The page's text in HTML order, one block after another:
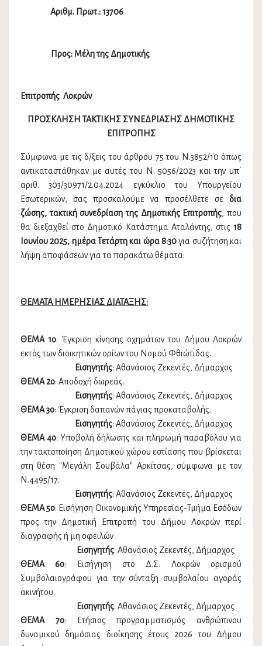
Αριθμ. Πρωτ.: 13706
Προς: Μέλη της Δημοτικής
Επιτροπής Λοκρών
ΠΡΟΣΚΛΗΣΗ ΤΑΚΤΙΚΗΣ ΣΥΝΕΔΡΙΑΣΗΣ ΔΗΜΟΤΙΚΗΣ
ΕΠΙΤΡΟΠΗΣ
Σύμφωνα με τις δ/ξεις του άρθρου 75 του Ν.3852/10 όπως
αντικαταστάθηκαν με αυτές του Ν. 5056/2023 και την υπ΄
αριθ. 303/30971/2.04.2024 εγκύκλιο του Υπουργείου
Εσωτερικών, σας προσκαλούμε να προσέλθετε σε δια
ζώσης, τακτική συνεδρίαση της Δημοτικής Επιτροπής, που
θα διεξαχθεί στο Δημοτικό Κατάστημα Αταλάντης, στις 18
Ιουνίου 2025, ημέρα Τετάρτη και ώρα 8:30για συζήτηση και
λήψη αποφάσεων για τα παρακάτω θέματα:
ΘΕΜΑΤΑ ΗΜΕΡΗΣΙΑΣ ΔΙΑΤΑΞΗΣ:
ΘΕΜΑ 1ο: Έγκριση κίνησης οχημάτων του Δήμου Λοκρών
εκτός των διοικητικών ορίων του Νομού Φθιώτιδας.
Εισηγητής: Αθανάσιος Ζεκεντές, Δήμαρχος
ΘΕΜΑ 2ο: Αποδοχή δωρεάς.
Εισηγητής: Αθανάσιος Ζεκεντές, Δήμαρχος
ΘΕΜΑ 3ο: Έγκριση δαπανών πάγιας προκαταβολής.
Εισηγητής: Αθανάσιος Ζεκεντές, Δήμαρχος
ΘΕΜΑ 4ο: Υποβολή δήλωσης και πληρωμή παραβόλου για
την τακτοποίηση Δημοτικού χώρου εστίασης που βρίσκεται
στη θέση "Μεγάλη Σουβάλα" Αρκίτσας, σύμφωνα με τον
Ν.4495/17.
Εισηγητής: Αθανάσιος Ζεκεντές, Δήμαρχος
ΘΕΜΑ 5ο: Εισήγηση Οικονομικής Υπηρεσίας-Τμήμα Εσόδων
προς την Δημοτική Επιτροπή του Δήμου Λοκρών περί
διαγραφής ή μη οφειλών .
Εισηγητής: Αθανάσιος Ζεκεντές, Δήμαρχος
ΘΕΜΑ 6ο: Εισήγηση στο Δ.Σ. Λοκρών ορισμού
Συμβολαιογράφου για την σύνταξη συμβολαίου αγοράς
ακινήτου.
Εισηγητής: Αθανάσιος Ζεκεντές, Δήμαρχος
ΘΕΜΑ 7ο: Ετήσιος προγραμματισμός ανθρώπινου
δυναμικού δημόσιας διοίκησης έτους 2026 του Δήμου